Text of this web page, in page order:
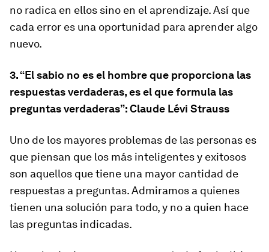
no radica en ellos sino en el aprendizaje. Así que
cada error es una oportunidad para aprender algo
nuevo.
3.“El sabio no es el hombre que proporciona las
respuestas verdaderas, es el que formula las
preguntas verdaderas”: Claude Lévi Strauss
Uno de los mayores problemas de las personas es
que piensan que los más inteligentes y exitosos
son aquellos que tiene una mayor cantidad de
respuestas a preguntas. Admiramos a quienes
tienen una solución para todo, y no a quien hace
las preguntas indicadas.